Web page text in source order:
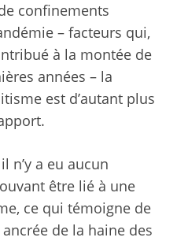
confinements
– facteurs qui,
à la montée de
années – la
est d’autant plus
n’y a eu aucun
être lié à une
ce qui témoigne de
de la haine des